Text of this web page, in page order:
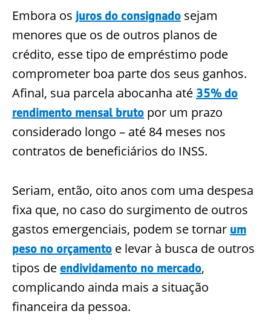
Embora os juros do consignado sejam
menores que os de outros planos de
crédito, esse tipo de empréstimo pode
comprometer boa parte dos seus ganhos.
Afinal, sua parcela abocanha até 35% do
rendimento mensal bruto por um prazo
considerado longo – até 84 meses nos
contratos de beneficiários do INSS.
Seriam, então, oito anos com uma despesa
fixa que, no caso do surgimento de outros
gastos emergenciais, podem se tornar um
peso no orçamento e levar à busca de outros
tipos de endividamento no mercado,
complicando ainda mais a situação
financeira da pessoa.